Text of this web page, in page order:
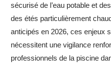
sécurisé de l’eau potable et
des étés particulièrement
anticipés en 2026, ces enjeux
nécessitent une vigilance
professionnels de la piscine